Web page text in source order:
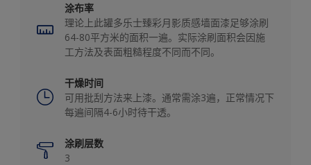
涂布率
理论上此罐多乐士臻彩月影质感墙面漆足够涂刷
64-80平方米的面积一遍。实际涂刷面积会因施
工方法及表面粗糙程度不同而不同。
干燥时间
可用批刮方法来上漆。通常需涂3遍，正常情况下
每遍间隔4-6小时待干透。
涂刷层数
3